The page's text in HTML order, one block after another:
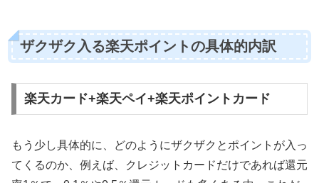
ザクザク入る楽天ポイントの具体的内訳
楽天カード+楽天ペイ+楽天ポイントカード
もう少し具体的に、どのようにザクザクとポイントが入っ
てくるのか、例えば、クレジットカードだけであれば還元